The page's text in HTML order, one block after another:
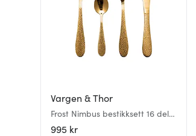
Vargen & Thor
Frost Nimbus bestikksett 16 deler
messing
995 kr